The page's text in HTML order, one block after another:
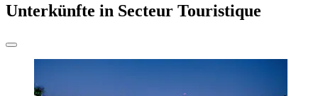
Unterkünfte in Secteur Touristique